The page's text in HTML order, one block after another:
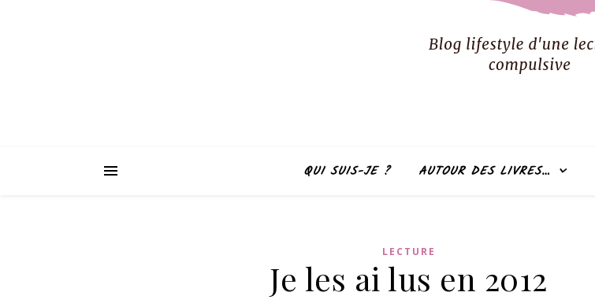
QUI SUIS-JE ? AUTOUR DES LIVRES…
LECTURE
Je les ai lus en 2012